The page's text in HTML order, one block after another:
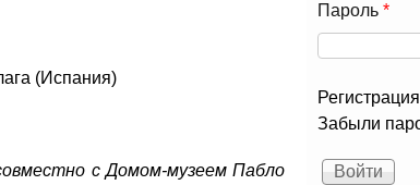
(Испания)
с Домом-музеем Пабло
Пароль *
Регистрация
Забыли